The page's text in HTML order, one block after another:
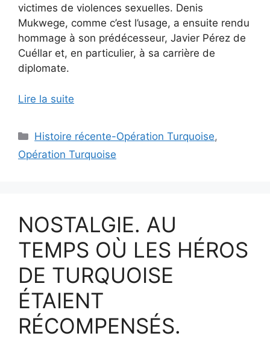
victimes de violences sexuelles. Denis
Mukwege, comme c’est l’usage, a ensuite rendu
hommage à son prédécesseur, Javier Pérez de
Cuéllar et, en particulier, à sa carrière de
diplomate.
Lire la suite
Catégories
Histoire récente-Opération Turquoise,
Opération Turquoise
NOSTALGIE. AU
TEMPS OÙ LES HÉROS
DE TURQUOISE
ÉTAIENT
RÉCOMPENSÉS.